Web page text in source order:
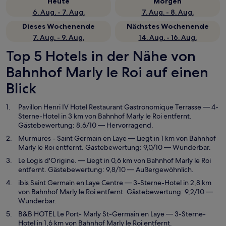
6. Aug. - 7. Aug.
7. Aug. - 8. Aug.
Dieses Wochenende
7. Aug. - 9. Aug.
Nächstes Wochenende
14. Aug. - 16. Aug.
Top 5 Hotels in der Nähe von
Bahnhof Marly le Roi auf einen
Blick
Pavillon Henri IV Hotel Restaurant Gastronomique Terrasse— 4-
Sterne-Hotel in 3 km von Bahnhof Marly le Roi entfernt.
Gästebewertung: 8,6/10 — Hervorragend.
Murmures - Saint Germain en Laye— Liegt in 1 km von Bahnhof
Marly le Roi entfernt. Gästebewertung: 9,0/10 — Wunderbar.
Le Logis d'Origine. — Liegt in 0,6 km von Bahnhof Marly le Roi
entfernt. Gästebewertung: 9,8/10 — Außergewöhnlich.
ibis Saint Germain en Laye Centre— 3-Sterne-Hotel in 2,8 km
von Bahnhof Marly le Roi entfernt. Gästebewertung: 9,2/10 —
Wunderbar.
B&B HOTEL Le Port- Marly St-Germain en Laye— 3-Sterne-
Hotel in 1,6 km von Bahnhof Marly le Roi entfernt.